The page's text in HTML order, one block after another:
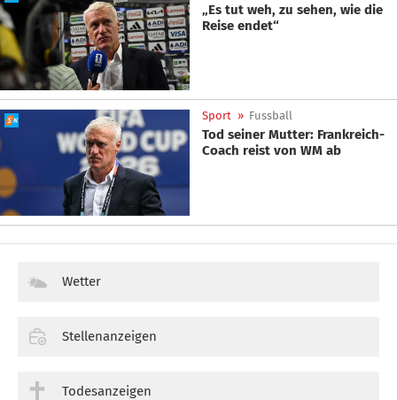
„Es tut weh, zu sehen, wie die
Reise endet“
Sport » Fussball
Tod seiner Mutter: Frankreich-
Coach reist von WM ab
Wetter
Stellenanzeigen
Todesanzeigen